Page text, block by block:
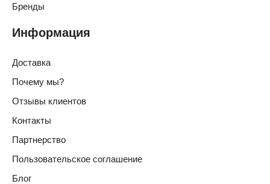
Бренды
Информация
Доставка
Почему мы?
Отзывы клиентов
Контакты
Партнерство
Пользовательское соглашение
Блог